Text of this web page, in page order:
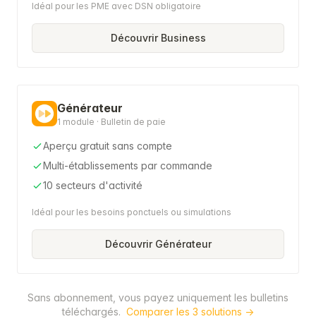
Idéal pour les PME avec DSN obligatoire
Découvrir Business
Générateur
1 module · Bulletin de paie
Aperçu gratuit sans compte
Multi-établissements par commande
10 secteurs d'activité
Idéal pour les besoins ponctuels ou simulations
Découvrir Générateur
Sans abonnement, vous payez uniquement les bulletins
téléchargés. Comparer les 3 solutions →